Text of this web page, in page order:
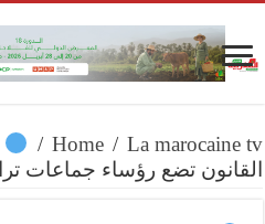
Home / La marocaine tv
/
القانون تضع رؤساء جماعات